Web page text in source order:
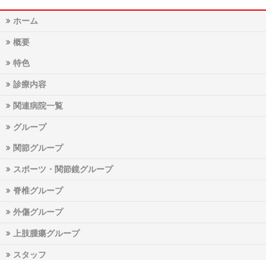
ホーム
概要
特色
診療内容
関連病院一覧
グループ
関節グループ
スポーツ・関節鏡グループ
脊椎グループ
外傷グループ
上肢腫瘍グループ
スタッフ